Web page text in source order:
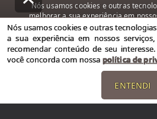
Nós usamos cookies e outras
melhorar a sua experiência em
publicidade e recomendar conteúdo
nossos serviços, você concorda com
termos de uso.
Política de Privacidade
Nós usamos cookies e outras
a sua experiência em nossos
recomendar conteúdo de seu
você concorda com nossa política de
ENTENDI